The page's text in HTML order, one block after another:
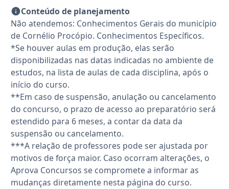
Conteúdo de planejamento
Não atendemos: Conhecimentos Gerais do município
de Cornélio Procópio. Conhecimentos Específicos.
*Se houver aulas em produção, elas serão
disponibilizadas nas datas indicadas no ambiente de
estudos, na lista de aulas de cada disciplina, após o
início do curso.
**Em caso de suspensão, anulação ou cancelamento
do concurso, o prazo de acesso ao preparatório será
estendido para 6 meses, a contar da data da
suspensão ou cancelamento.
***A relação de professores pode ser ajustada por
motivos de força maior. Caso ocorram alterações, o
Aprova Concursos se compromete a informar as
mudanças diretamente nesta página do curso.